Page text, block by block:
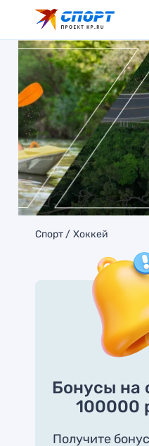
Спорт Хоккей
Бонусы на
100000
Получите